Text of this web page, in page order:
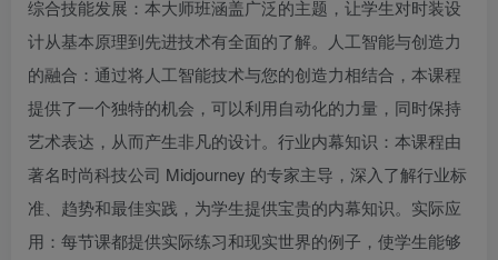
综合技能发展：本大师班涵盖广泛的主题，让学生对时装设
计从基本原理到先进技术有全面的了解。人工智能与创造力
的融合：通过将人工智能技术与您的创造力相结合，本课程
提供了一个独特的机会，可以利用自动化的力量，同时保持
艺术表达，从而产生非凡的设计。行业内幕知识：本课程由
著名时尚科技公司 Midjourney 的专家主导，深入了解行业标
准、趋势和最佳实践，为学生提供宝贵的内幕知识。实际应
用：每节课都提供实际练习和现实世界的例子，使学生能够